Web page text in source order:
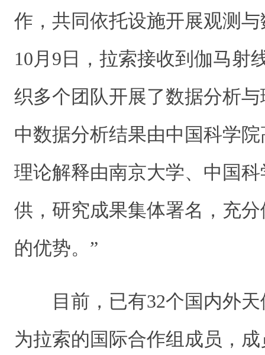
作，共同依托设施开展观测与
10月9日，拉索接收到伽马射
织多个团队开展了数据分析
中数据分析结果由中国科学
理论解释由南京大学、中国
供，研究成果集体署名，充
的优势。”
目前，已有32个国内外
为拉索的国际合作组成员，